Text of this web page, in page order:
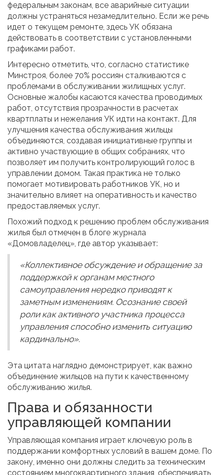
федеральным законам, все аварийные ситуации
должны устраняться незамедлительно. Если же речь
идет о текущем ремонте, здесь УК обязана
действовать в соответствии с установленными
графиками работ.
Интересно отметить, что, согласно статистике
Минстроя, более 70% россиян сталкиваются с
проблемами в обслуживании жилищных услуг.
Основные жалобы касаются качества проводимых
работ, отсутствия прозрачности в расчетах
квартплаты и нежелания УК идти на контакт. Для
улучшения качества обслуживания жильцы
объединяются, создавая инициативные группы и
активно участвующие в общих собраниях, что
позволяет им получить контролирующий голос в
управлении домом. Такая практика не только
помогает мотивировать работников УК, но и
значительно влияет на оперативность и качество
предоставляемых услуг.
Похожий подход к решению проблем обслуживания
жилья был отмечен в блоге журнала
«Домовладелец», где автор указывает:
«Коллективное обсуждение и обращение за
поддержкой к органам местного
самоуправления нередко приводят к
заметным изменениям. Осознание своей
роли как активного участника процесса
управления способно изменить ситуацию
кардинально».
Эта цитата наглядно демонстрирует, как важно
объединение жильцов на пути к качественному
обслуживанию жилья.
Права и обязанности
управляющей компании
Управляющая компания играет ключевую роль в
поддержании комфортных условий в вашем доме. По
закону, именно они должны следить за техническим
состоянием многоквартирного здания, обеспечивать